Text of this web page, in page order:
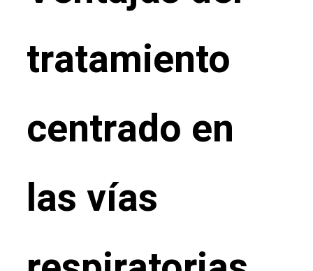
tratamiento
centrado en
las vías